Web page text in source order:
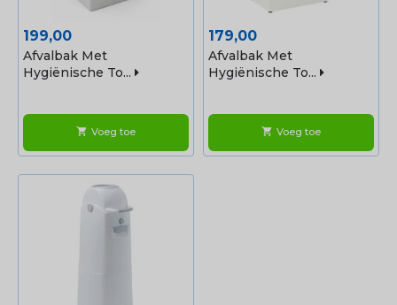
Prijs
199,00
Afvalbak Met
Hygiënische To...
shopping_cart Voeg toe
Prijs
179,00
Afvalbak Met
Hygiënische To...
shopping_cart Voeg toe